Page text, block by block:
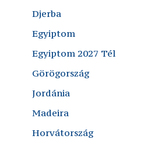
Djerba
Egyiptom
Egyiptom 2027 Tél
Görögország
Jordánia
Madeira
Horvátország